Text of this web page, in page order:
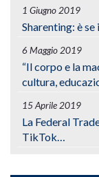
1 Giugno 2019
Sharenting: è
6 Maggio 2019
“Il corpo e la
cultura,
15 Aprile 2019
La Federal
TikTok…